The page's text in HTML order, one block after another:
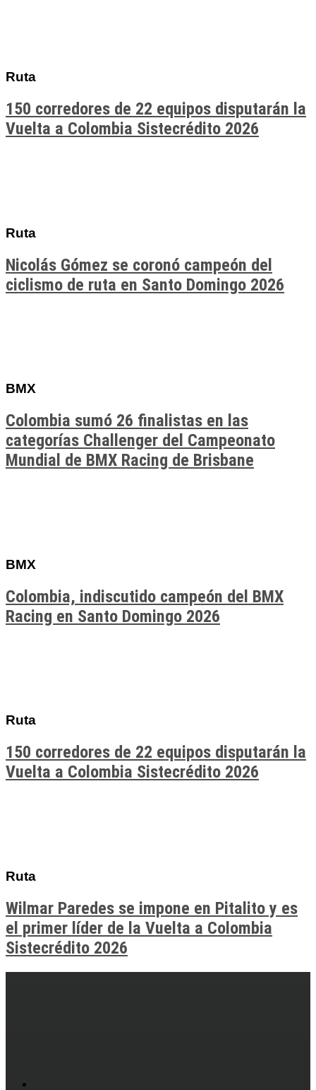
Ruta
150 corredores de 22 equipos disputarán la
Vuelta a Colombia Sistecrédito 2026
Ruta
Nicolás Gómez se coronó campeón del
ciclismo de ruta en Santo Domingo 2026
BMX
Colombia sumó 26 finalistas en las
categorías Challenger del Campeonato
Mundial de BMX Racing de Brisbane
BMX
Colombia, indiscutido campeón del BMX
Racing en Santo Domingo 2026
Ruta
150 corredores de 22 equipos disputarán la
Vuelta a Colombia Sistecrédito 2026
Ruta
Wilmar Paredes se impone en Pitalito y es
el primer líder de la Vuelta a Colombia
Sistecrédito 2026